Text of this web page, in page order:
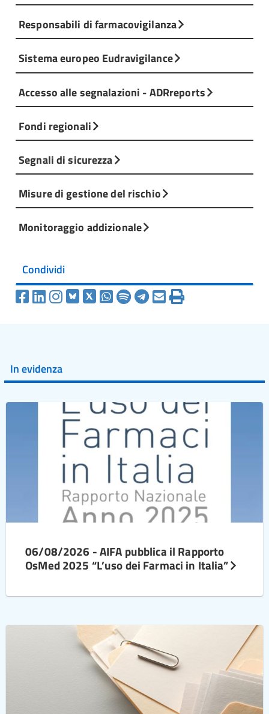
Responsabili di farmacovigilanza
Sistema europeo Eudravigilance
Accesso alle segnalazioni - ADRreports
Fondi regionali
Segnali di sicurezza
Misure di gestione del rischio
Monitoraggio addizionale
Condividi
In evidenza
06/08/2026 - AIFA pubblica il Rapporto
OsMed 2025 “L’uso dei Farmaci in Italia”